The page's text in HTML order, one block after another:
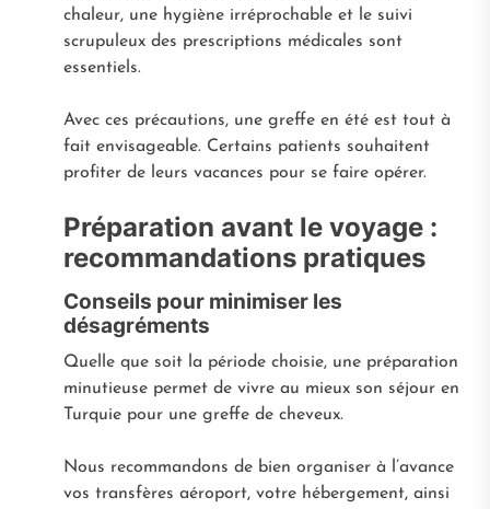
chaleur, une hygiène irréprochable et le suivi
scrupuleux des prescriptions médicales sont
essentiels.
Avec ces précautions, une greffe en été est tout à
fait envisageable. Certains patients souhaitent
profiter de leurs vacances pour se faire opérer.
Préparation avant le voyage :
recommandations pratiques
Conseils pour minimiser les
désagréments
Quelle que soit la période choisie, une préparation
minutieuse permet de vivre au mieux son séjour en
Turquie pour une greffe de cheveux.
Nous recommandons de bien organiser à l’avance
vos transfères aéroport, votre hébergement, ainsi